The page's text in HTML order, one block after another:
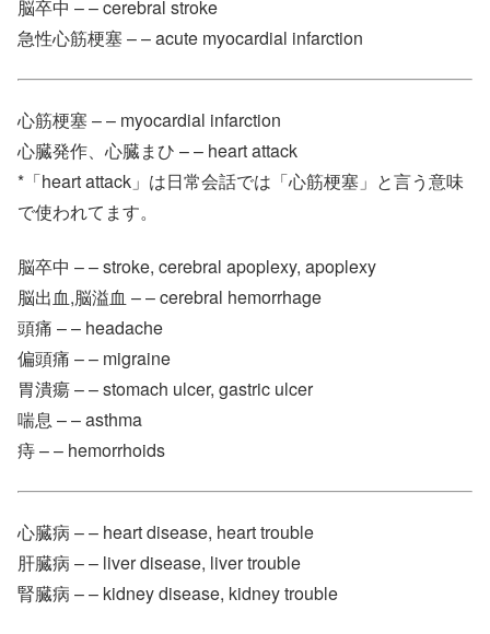
脳卒中 – – cerebral stroke
急性心筋梗塞 – – acute myocardial infarction
心筋梗塞 – – myocardial infarction
心臓発作、心臓まひ – – heart attack
*「heart attack」は日常会話では「心筋梗塞」と言う意味
で使われてます。
脳卒中 – – stroke, cerebral apoplexy, apoplexy
脳出血,脳溢血 – – cerebral hemorrhage
頭痛 – – headache
偏頭痛 – – migraine
胃潰瘍 – – stomach ulcer, gastric ulcer
喘息 – – asthma
痔 – – hemorrhoids
心臓病 – – heart disease, heart trouble
肝臓病 – – liver disease, liver trouble
腎臓病 – – kidney disease, kidney trouble